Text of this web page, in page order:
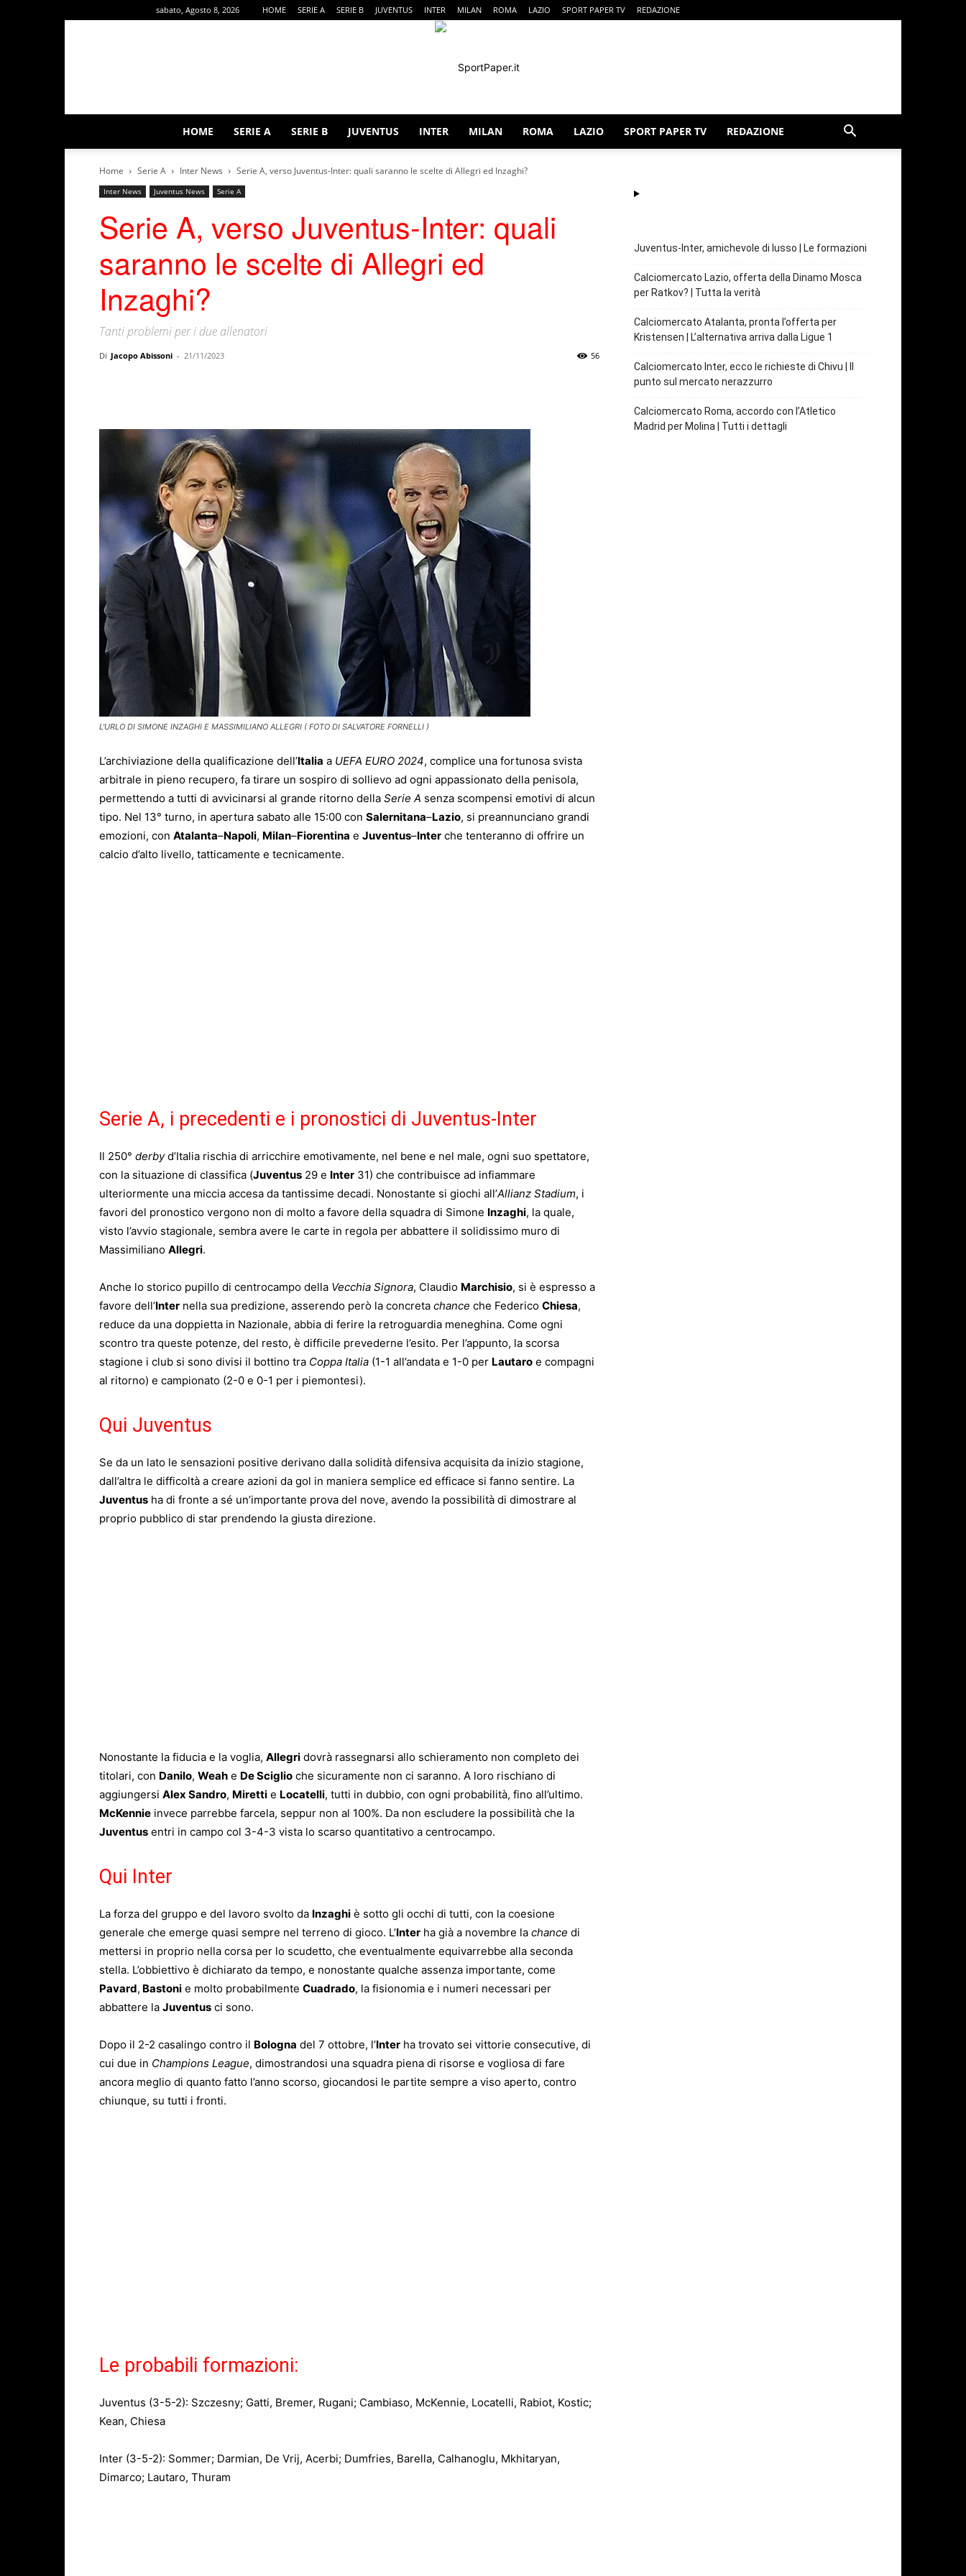
sabato, Agosto 8, 2026 HOME SERIE A SERIE B JUVENTUS INTER MILAN ROMA LAZIO SPORT PAPER TV REDAZIONE
HOME SERIE A SERIE B JUVENTUS INTER MILAN ROMA LAZIO SPORT PAPER TV REDAZIONE
Home Serie A Inter News Serie A, verso Juventus-Inter: quali saranno le scelte di Allegri ed Inzaghi?
Inter News Juventus News Serie A
Serie A, verso Juventus-Inter: quali
saranno le scelte di Allegri ed
Inzaghi?
Tanti problemi per i due allenatori
Di Jacopo Abissoni - 21/11/2023 56
L'URLO DI SIMONE INZAGHI E MASSIMILIANO ALLEGRI ( FOTO DI SALVATORE FORNELLI )
L’archiviazione della qualificazione dell’Italia a UEFA EURO 2024, complice una fortunosa svista
arbitrale in pieno recupero, fa tirare un sospiro di sollievo ad ogni appassionato della penisola,
permettendo a tutti di avvicinarsi al grande ritorno della Serie A senza scompensi emotivi di alcun
tipo. Nel 13° turno, in apertura sabato alle 15:00 con Salernitana–Lazio, si preannunciano grandi
emozioni, con Atalanta–Napoli, Milan–Fiorentina e Juventus–Inter che tenteranno di offrire un
calcio d’alto livello, tatticamente e tecnicamente.
Serie A, i precedenti e i pronostici di Juventus-Inter
Il 250° derbyd’Italia rischia di arricchire emotivamente, nel bene e nel male, ogni suo spettatore,
con la situazione di classifica (Juventus 29 e Inter 31) che contribuisce ad infiammare
ulteriormente una miccia accesa da tantissime decadi. Nonostante si giochi all’Allianz Stadium, i
favori del pronostico vergono non di molto a favore della squadra di Simone Inzaghi, la quale,
visto l’avvio stagionale, sembra avere le carte in regola per abbattere il solidissimo muro di
Massimiliano Allegri.
Anche lo storico pupillo di centrocampo della Vecchia Signora, Claudio Marchisio, si è espresso a
favore dell’Inter nella sua predizione, asserendo però la concreta chance che Federico Chiesa,
reduce da una doppietta in Nazionale, abbia di ferire la retroguardia meneghina. Come ogni
scontro tra queste potenze, del resto, è difficile prevederne l’esito. Per l’appunto, la scorsa
stagione i club si sono divisi il bottino tra Coppa Italia (1-1 all’andata e 1-0 per Lautaro e compagni
al ritorno) e campionato (2-0 e 0-1 per i piemontesi).
Qui Juventus
Se da un lato le sensazioni positive derivano dalla solidità difensiva acquisita da inizio stagione,
dall’altra le difficoltà a creare azioni da gol in maniera semplice ed efficace si fanno sentire. La
Juventus ha di fronte a sé un’importante prova del nove, avendo la possibilità di dimostrare al
proprio pubblico di star prendendo la giusta direzione.
Nonostante la fiducia e la voglia, Allegri dovrà rassegnarsi allo schieramento non completo dei
titolari, con Danilo, Weah e De Sciglio che sicuramente non ci saranno. A loro rischiano di
aggiungersi Alex Sandro, Miretti e Locatelli, tutti in dubbio, con ogni probabilità, fino all’ultimo.
McKennie invece parrebbe farcela, seppur non al 100%. Da non escludere la possibilità che la
Juventus entri in campo col 3-4-3 vista lo scarso quantitativo a centrocampo.
Qui Inter
La forza del gruppo e del lavoro svolto da Inzaghi è sotto gli occhi di tutti, con la coesione
generale che emerge quasi sempre nel terreno di gioco. L’Inter ha già a novembre la chance di
mettersi in proprio nella corsa per lo scudetto, che eventualmente equivarrebbe alla seconda
stella. L’obbiettivo è dichiarato da tempo, e nonostante qualche assenza importante, come
Pavard, Bastoni e molto probabilmente Cuadrado, la fisionomia e i numeri necessari per
abbattere la Juventus ci sono.
Dopo il 2-2 casalingo contro il Bologna del 7 ottobre, l’Inter ha trovato sei vittorie consecutive, di
cui due in Champions League, dimostrandosi una squadra piena di risorse e vogliosa di fare
ancora meglio di quanto fatto l’anno scorso, giocandosi le partite sempre a viso aperto, contro
chiunque, su tutti i fronti.
Le probabili formazioni:
Juventus (3-5-2): Szczesny; Gatti, Bremer, Rugani; Cambiaso, McKennie, Locatelli, Rabiot, Kostic;
Kean, Chiesa
Inter (3-5-2): Sommer; Darmian, De Vrij, Acerbi; Dumfries, Barella, Calhanoglu, Mkhitaryan,
Dimarco; Lautaro, Thuram
Juventus-Inter, amichevole di lusso | Le formazioni
Calciomercato Lazio, offerta della Dinamo Mosca
per Ratkov? | Tutta la verità
Calciomercato Atalanta, pronta l’offerta per
Kristensen | L’alternativa arriva dalla Ligue 1
Calciomercato Inter, ecco le richieste di Chivu | Il
punto sul mercato nerazzurro
Calciomercato Roma, accordo con l’Atletico
Madrid per Molina | Tutti i dettagli